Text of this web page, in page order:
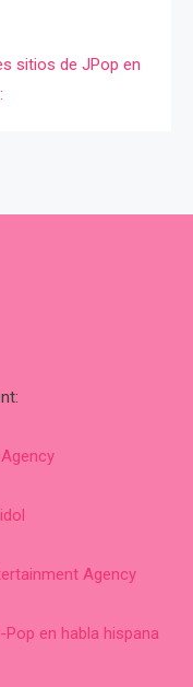
Agency
en habla hispana